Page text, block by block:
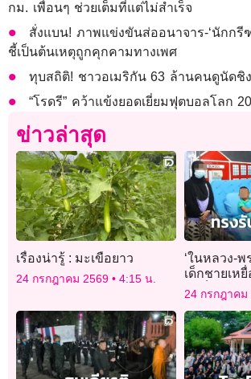
กม. เพื่อนๆ ช่วยเต็มที่แต่ไม่สำเร็จ
สั่งแบน! ภาพแข่งขันส่ออนาจาร-‘นักกรี
ชี้เป็นต้นเหตุถูกคุกคามทางเพศ
ทุบสถิติ! ชาวอเมริกัน 63 ล้านคนดูนัดชิ
“โรดรี” คว้าแข้งยอดเยี่ยมฟุตบอลโลก
ข่าวล่าสุด
เรื่องน่ารู้ : มะเขือยาว
24 กรกฎาคม 2569 4:15 น.
‘ในหลวง-พ
เด็กชายเห
ไว้เป็นคนไ
ราชานุเครา
24 กรกฎาคม